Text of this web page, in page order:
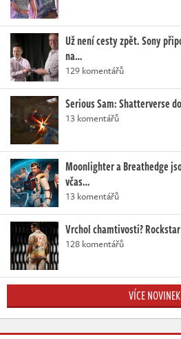
Už není cesty zpět. Sony
na…
129 komentářů
Serious Sam: Shatterverse
13 komentářů
Moonlighter a Breathedge
včas…
13 komentářů
Vrchol chamtivosti?
128 komentářů
VÍCE NOVINEK